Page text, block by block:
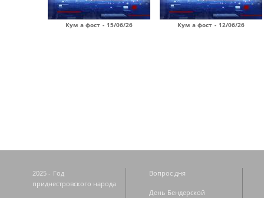
Кум а фост - 15/06/26 Кум а фост - 12/06/26
2025 - Год
приднестровского народа
Вопрос дня
День Бендерской